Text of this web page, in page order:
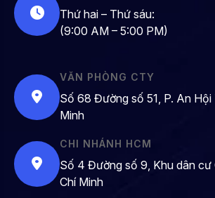
Thứ hai – Thứ sáu:
(9:00 AM – 5:00 PM)
VĂN PHÒNG CTY
Số 68 Đường số 51, P. An Hội
Minh
CHI NHÁNH HCM
Số 4 Đường số 9, Khu dân cư
Chí Minh